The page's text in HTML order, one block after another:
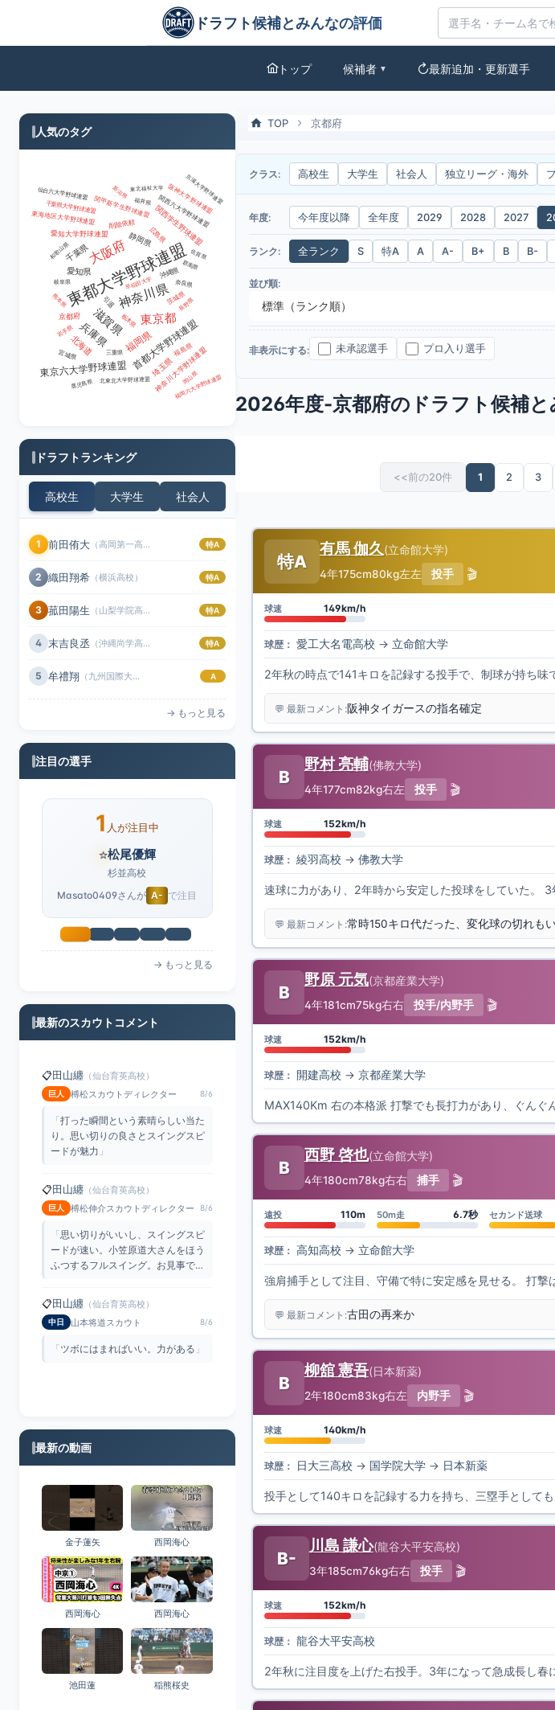
2026年度-京都府のドラフト候補とみんなの評価
ドラフト候補とみんなの評価
トップ 候補者 ▼ 最新追加・更新選手
TOP 京都府
クラス: 高校生 大学生 社会人 独立リーグ・海外
年度: 今年度以降 全年度 2029 2028 2027
ランク: 全ランク S 特A A A- B+ B B-
並び順:
標準（ランク順）
非表示にする: 未承認選手 プロ入り選手
2026年度-京都府のドラフト候補と
<<前の20件 1 2 3
特A
有馬 伽久(立命館大学)
4年175cm80kg左左 投手 🎬
球速 149km/h
球歴： 愛工大名電高校 → 立命館大学
2年秋の時点で141キロを記録する投手で、制球が持ち
💬 最新コメント:阪神タイガースの指名確定
B
野村 亮輔(佛教大学)
4年177cm82kg右左 投手 🎬
球速 152km/h
球歴： 綾羽高校 → 佛教大学
速球に力があり、2年時から安定した投球をしていた。
💬 最新コメント:
B
野原 元気(京都産業大学)
4年181cm75kg右右 投手/内野手 🎬
球速 152km/h
球歴： 開建高校 → 京都産業大学
MAX140Km 右の本格派 打撃でも長打力があり、ぐんぐ
B
西野 啓也(立命館大学)
4年180cm78kg右右 捕手 🎬
遠投 110m 50m走 6.7秒 セカンド送球
球歴： 高知高校 → 立命館大学
強肩捕手として注目、守備で特に安定感を見せる。 打撃
💬 最新コメント:古田の再来か
B
柳舘 憲吾(日本新薬)
2年180cm83kg右左 内野手 🎬
球速 140km/h
球歴： 日大三高校 → 国学院大学→ 日本新薬
投手として140キロを記録する力を持ち、三塁手として
B-
川島 謙心(龍谷大平安高校)
3年185cm76kg右右 投手 🎬
球速 152km/h
球歴： 龍谷大平安高校
2年秋に注目度を上げた右投手。3年になって急成長し春
人気のタグ
東都大学野球連盟
大阪府
神奈川県
東京都
滋賀県
兵庫県 首都大学野球連盟
東京六大学野球連盟
福岡県
北海道
愛知県
千葉県
埼玉県
静岡県
京都府
関西学生野球連盟
愛知大学野球連盟
神奈川大学野球連盟
沖縄県
削除依頼
広島県
引退 茨城県
福島県
東海地区大学野球連盟
宮城県
関西六大学野球連盟
関甲新学生野球連盟 阪神大学野球連盟
千葉県大学野球連盟
奈良県
栃木県
三重県
仙台六大学野球連盟
岩手県
岐阜県
和歌山県
長野県
福井県
熊本県
北東北大学野球連盟
群馬県
岡山県
鹿児島県 福岡六大学野球連盟
早稲田大学
京滋大学野球連盟
新潟県
佐賀県
東北福祉大学
ドラフトランキング
高校生 大学生 社会人
1 前田侑大 （高岡第一高校） 特A
2 織田翔希 （横浜高校） 特A
3 菰田陽生 （山梨学院高校） 特A
4 末吉良丞 （沖縄尚学高校） 特A
5 牟禮翔 （九州国際大付属高校） A
→ もっと見る
注目の選手
1 人が注目中
⭐大槻真愛
Iwabuchiさんが A
→ もっと見る
最新のスカウトコメント
巨人 榑松伸介スカウトディレクター
ードが速い。小笠原道大さんをほう
ふつするフルスイング。お見事で
す 」
中日 山本将道スカウト
田山纏 （仙台育英高校）
「 素晴らしいバッティング。思い切
りがいいのと、やっぱりスイングス
最新の動画
金子蓮矢 西岡海心
西岡海心 西岡海心
池田蓮 稲熊桜史